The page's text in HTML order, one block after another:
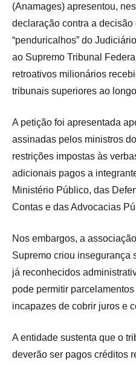
(Anamages) apresentou,
declaração contra a
“penduricalhos” do
ao Supremo Tribunal
retroativos milionários
tribunais superiores ao
A petição foi apresentada
assinadas pelos ministros
restrições impostas às
adicionais pagos a
Ministério Público, das
Contas e das Advocacias
Nos embargos, a
Supremo criou insegurança
já reconhecidos
pode permitir
incapazes de cobrir juros e
A entidade sustenta que o
deverão ser pagos créditos